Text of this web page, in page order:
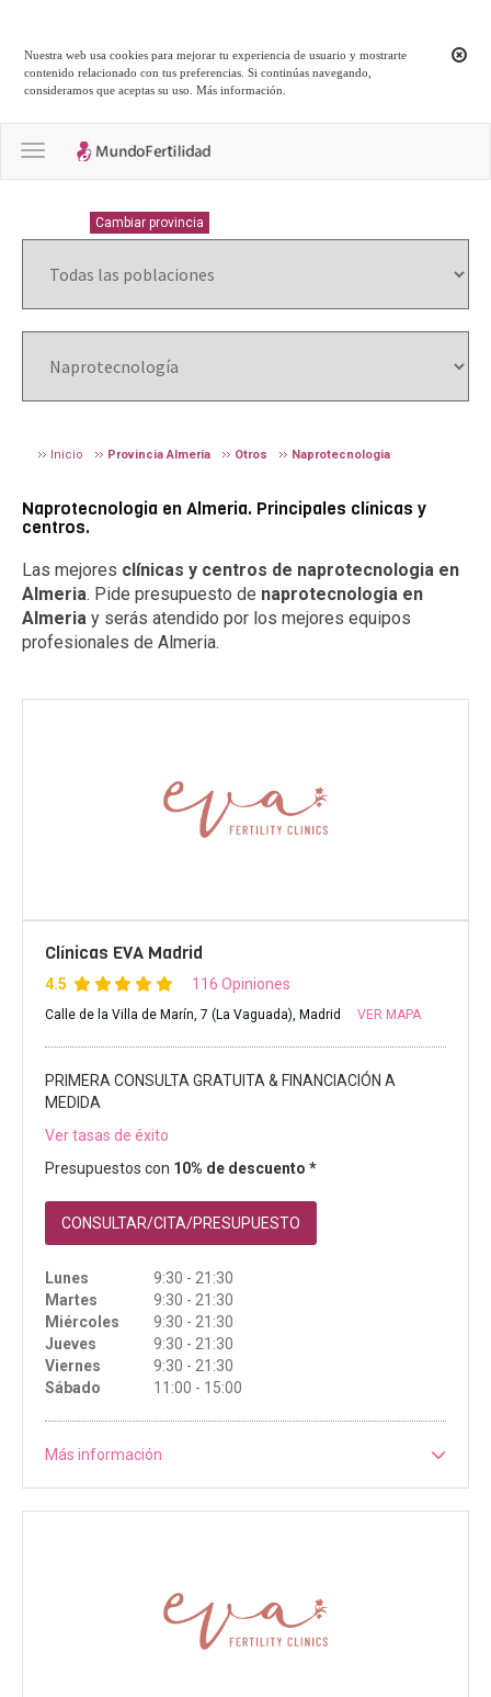
Nuestra web usa cookies para mejorar tu experiencia de usuario y mostrarte
contenido relacionado con tus preferencias. Si continúas navegando,
consideramos que aceptas su uso.Más información
Toggle navigation
Cambiar provincia
Inicio Provincia Almeria Otros Naprotecnologia
Naprotecnologia en Almeria. Principales clínicas y
centros.
Las mejores clínicas y centros de naprotecnologia en
Almeria. Pide presupuesto de naprotecnologia en
Almeria y serás atendido por los mejores equipos
profesionales de Almeria.
Clínicas EVA Madrid
4.5 116 Opiniones
Calle de la Villa de Marín, 7 (La Vaguada), Madrid VER MAPA
PRIMERA CONSULTA GRATUITA & FINANCIACIÓN A
MEDIDA
Ver tasas de éxito
Presupuestos con 10% de descuento *
CONSULTAR/CITA/PRESUPUESTO
Lunes
9:30 - 21:30
Martes
9:30 - 21:30
Miércoles
9:30 - 21:30
Jueves
9:30 - 21:30
Viernes
9:30 - 21:30
Sábado
11:00 - 15:00
Más información